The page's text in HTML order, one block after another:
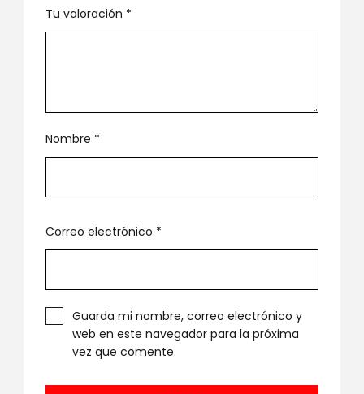
Tu valoración *
Nombre *
Correo electrónico *
Guarda mi nombre, correo electrónico y
web en este navegador para la próxima
vez que comente.